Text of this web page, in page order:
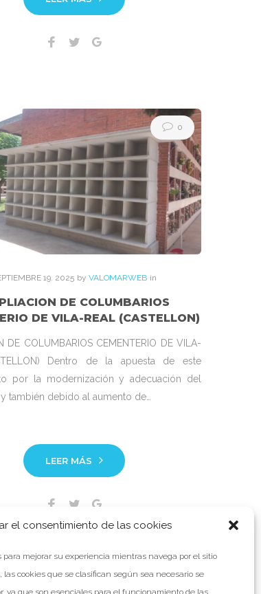
el consentimiento de las cookies
para mejorar su experiencia mientras navega por el sitio
las cookies que se clasifican según sea necesario se
ya que son esenciales para el funcionamiento de las
Facebook
Twitter
0
19. 2025 by VALOMARWEB in
DE COLUMBARIOS
DE VILA-REAL (CASTELLON)
DE COLUMBARIOS CEMENTERIO DE VILA-
Dentro de la apuesta de este
por la modernización y adecuación del
también debido al aumento de…
LEER MÁS
Facebook
Twitter